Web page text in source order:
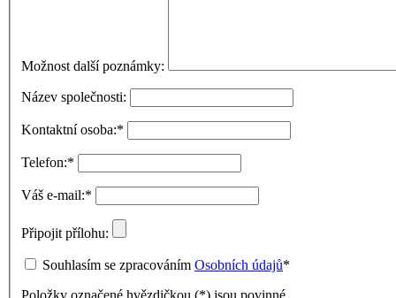
Možnost další poznámky:
Název společnosti:
Kontaktní osoba:*
Telefon:*
Váš e-mail:*
Připojit přílohu:
Souhlasím se zpracováním Osobních údajů*
Položky označené hvězdičkou (*) jsou povinné.